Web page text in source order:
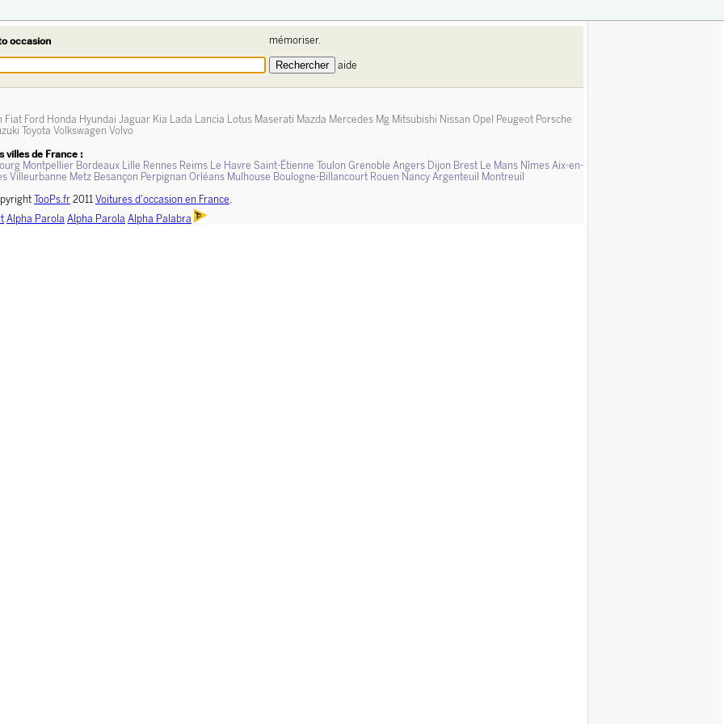
occasion mémoriser.
aide
Fiat Ford Honda Hyundai Jaguar Kia Lada Lancia Lotus Maserati Mazda Mercedes Mg Mitsubishi Nissan Opel Peugeot Porsche
Toyota Volkswagen Volvo
villes de France :
Montpellier Bordeaux Lille Rennes Reims Le Havre Saint-Étienne Toulon Grenoble Angers Dijon Brest Le Mans Nîmes Aix-en-
Villeurbanne Metz Besançon Perpignan Orléans Mulhouse Boulogne-Billancourt Rouen Nancy Argenteuil
Montreuil
TooPs.fr 2011 Voitures d'occasion en France.
Alpha Parola Alpha Parola Alpha Palabra